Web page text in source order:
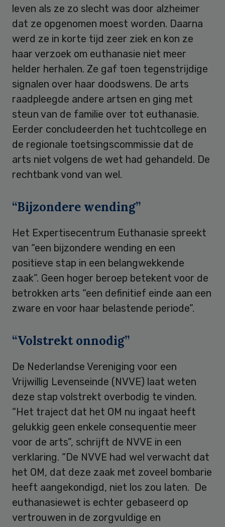
leven als ze zo slecht was door alzheimer
dat ze opgenomen moest worden. Daarna
werd ze in korte tijd zeer ziek en kon ze
haar verzoek om euthanasie niet meer
helder herhalen. Ze gaf toen tegenstrijdige
signalen over haar doodswens. De arts
raadpleegde andere artsen en ging met
steun van de familie over tot euthanasie.
Eerder concludeerden het tuchtcollege en
de regionale toetsingscommissie dat de
arts niet volgens de wet had gehandeld. De
rechtbank vond van wel.
“Bijzondere wending”
Het Expertisecentrum Euthanasie spreekt
van “een bijzondere wending en een
positieve stap in een belangwekkende
zaak”. Geen hoger beroep betekent voor de
betrokken arts “een definitief einde aan een
zware en voor haar belastende periode”.
“Volstrekt onnodig”
De Nederlandse Vereniging voor een
Vrijwillig Levenseinde (NVVE) laat weten
deze stap volstrekt overbodig te vinden.
“Het traject dat het OM nu ingaat heeft
gelukkig geen enkele consequentie meer
voor de arts”, schrijft de NVVE in een
verklaring. “De NVVE had wel verwacht dat
het OM, dat deze zaak met zoveel bombarie
heeft aangekondigd, niet los zou laten. De
euthanasiewet is echter gebaseerd op
vertrouwen in de zorgvuldige en